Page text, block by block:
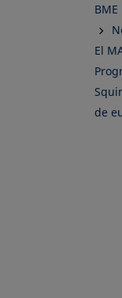
BME
El
de